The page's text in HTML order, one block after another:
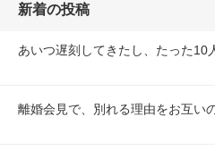
新着の投稿
あいつ遅刻してきたし、たった
離婚会見で、別れる理由をお互い